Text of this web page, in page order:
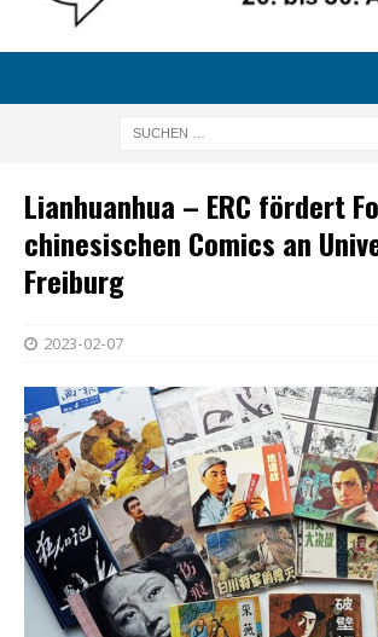
Lianhuanhua – ERC fördert
chinesischen Comics an
Freiburg
2023-02-07